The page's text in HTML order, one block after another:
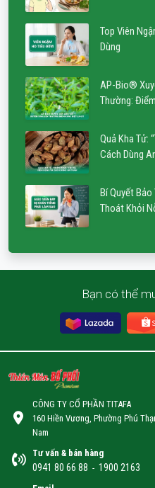
Top Viên
Dùng
AP-Bio®
Thường:
Quả Kha Tử:
Cách Dùng
Bí Quyết Bảo
Thoát Khỏi
Bạn có thể
CÔNG TY CỔ PHẦN TITAFA
160 Hiền Vương, Phường Phú
Nam
Tư vấn & bán hàng
0941 80 66 88 - 1900 2163